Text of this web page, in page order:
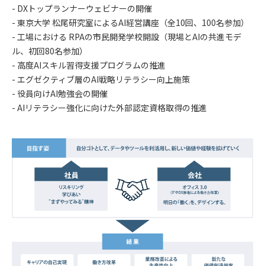
- DXトップランナーウェビナーの開催
- 東京大学 松尾研究室によるAI経営講座（全10回、100名参加）
- 工場における RPAの市民開発学校開設（現場とAIの共進モデ
ル、初回80名参加）
- 高度AIスキル習得支援プログラムの推進
- エグゼクティブ層のAI戦略リテラシー向上施策
- 役員向けAI勉強会の開催
- AIリテラシー強化に向けた外部認定資格取得の推進